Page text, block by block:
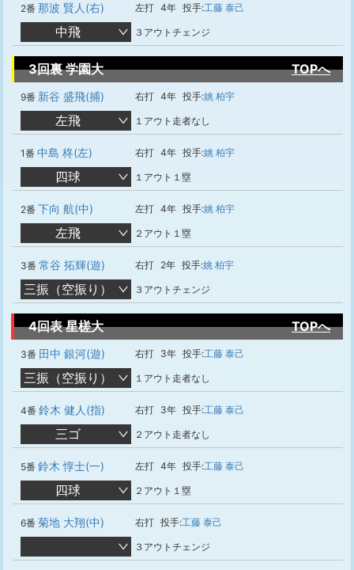
2番 那波 賢人(右) 左打 4年 投手:工藤 泰己
中飛 ３アウトチェンジ
3回裏 学園大 TOPへ
9番 新谷 盛飛(捕) 右打 4年 投手:姚 柏宇
左飛 １アウト走者なし
1番 中島 柊(左) 右打 4年 投手:姚 柏宇
四球 １アウト１塁
2番 下向 航(中) 左打 4年 投手:姚 柏宇
左飛 ２アウト１塁
3番 常谷 拓輝(遊) 右打 2年 投手:姚 柏宇
三振（空振り） ３アウトチェンジ
4回表 星槎大 TOPへ
3番 田中 銀河(遊) 右打 3年 投手:工藤 泰己
三振（空振り） １アウト走者なし
4番 鈴木 健人(指) 右打 3年 投手:工藤 泰己
三ゴ ２アウト走者なし
5番 鈴木 惇士(一) 左打 4年 投手:工藤 泰己
四球 ２アウト１塁
6番 菊地 大翔(中) 右打 投手:工藤 泰己
３アウトチェンジ